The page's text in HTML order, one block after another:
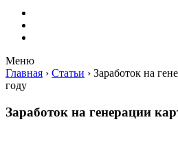
Меню
Главная › Статьи › Заработок на
году
Заработок на генерации